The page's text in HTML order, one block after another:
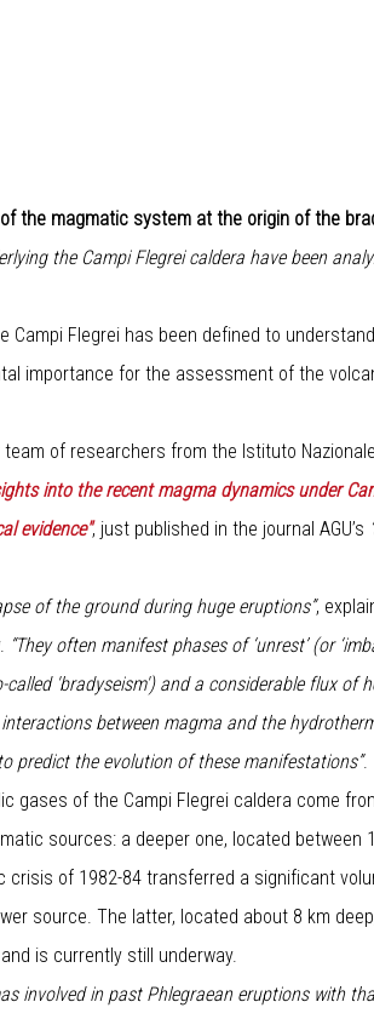
the magmatic system at the origin of the
the Campi Flegrei caldera have been
Flegrei has been defined to
importance for the assessment of the
of researchers from the Istituto
into the recent magma dynamics under
evidence", just published in the journal AGU’s
of the ground during huge eruptions”,
“They often manifest phases of ‘unrest’ (or
'bradyseism') and a considerable flux of
between magma and the
predict the evolution of these manifestations”.
gases of the Campi Flegrei caldera come
sources: a deeper one, located between
crisis of 1982-84 transferred a significant
source. The latter, located about 8 km
is currently still underway.
involved in past Phlegraean eruptions with